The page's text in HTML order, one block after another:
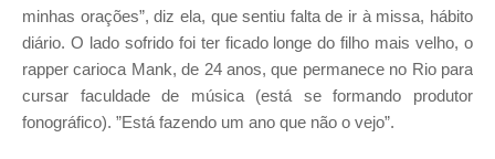
minhas orações”, diz ela, que sentiu falta de ir à missa, hábito
diário. O lado sofrido foi ter ficado longe do filho mais velho, o
rapper carioca Mank, de 24 anos, que permanece no Rio para
cursar faculdade de música (está se formando produtor
fonográfico). ”Está fazendo um ano que não o vejo”.